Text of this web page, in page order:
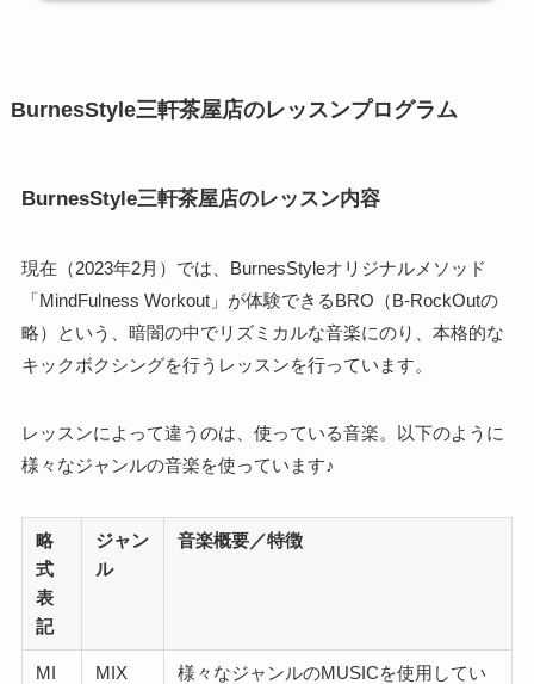
BurnesStyle三軒茶屋店のレッスンプログラム
BurnesStyle三軒茶屋店のレッスン内容
現在（2023年2月）では、BurnesStyleオリジナルメソッド
「MindFulness Workout」が体験できるBRO（B-RockOutの
略）という、 暗闇の中でリズミカルな音楽にのり、本格的な
キックボクシングを行うレッスンを行っています。
レッスンによって違うのは、使っている音楽。以下のように
様々なジャンルの音楽を使っています♪
略
式
表
記
ジャン
ル
音楽概要／特徴
MI
MIX
様々なジャンルのMUSICを使用してい